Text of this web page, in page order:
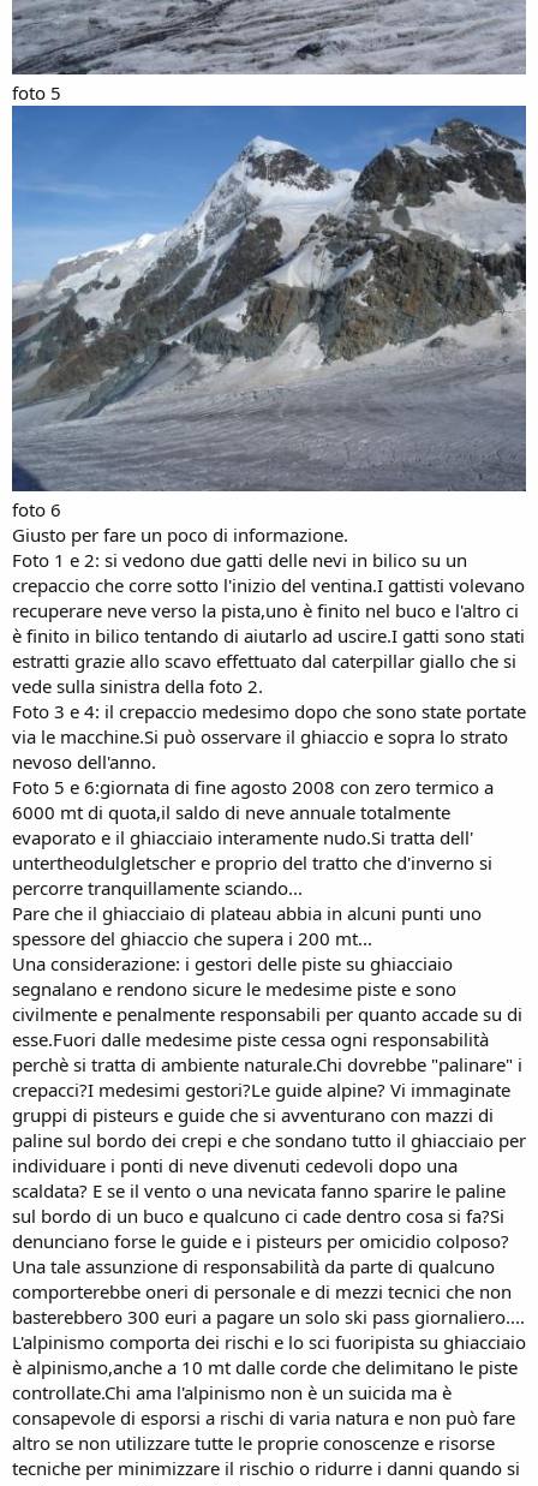
foto 5
foto 6
Giusto per fare un poco di informazione.
Foto 1 e 2: si vedono due gatti delle nevi in bilico su un
crepaccio che corre sotto l'inizio del ventina.I gattisti volevano
recuperare neve verso la pista,uno è finito nel buco e l'altro ci
è finito in bilico tentando di aiutarlo ad uscire.I gatti sono stati
estratti grazie allo scavo effettuato dal caterpillar giallo che si
vede sulla sinistra della foto 2.
Foto 3 e 4: il crepaccio medesimo dopo che sono state portate
via le macchine.Si può osservare il ghiaccio e sopra lo strato
nevoso dell'anno.
Foto 5 e 6:giornata di fine agosto 2008 con zero termico a
6000 mt di quota,il saldo di neve annuale totalmente
evaporato e il ghiacciaio interamente nudo.Si tratta dell'
untertheodulgletscher e proprio del tratto che d'inverno si
percorre tranquillamente sciando...
Pare che il ghiacciaio di plateau abbia in alcuni punti uno
spessore del ghiaccio che supera i 200 mt...
Una considerazione: i gestori delle piste su ghiacciaio
segnalano e rendono sicure le medesime piste e sono
civilmente e penalmente responsabili per quanto accade su di
esse.Fuori dalle medesime piste cessa ogni responsabilità
perchè si tratta di ambiente naturale.Chi dovrebbe "palinare" i
crepacci?I medesimi gestori?Le guide alpine? Vi immaginate
gruppi di pisteurs e guide che si avventurano con mazzi di
paline sul bordo dei crepi e che sondano tutto il ghiacciaio per
individuare i ponti di neve divenuti cedevoli dopo una
scaldata? E se il vento o una nevicata fanno sparire le paline
sul bordo di un buco e qualcuno ci cade dentro cosa si fa?Si
denunciano forse le guide e i pisteurs per omicidio colposo?
Una tale assunzione di responsabilità da parte di qualcuno
comporterebbe oneri di personale e di mezzi tecnici che non
basterebbero 300 euri a pagare un solo ski pass giornaliero....
L'alpinismo comporta dei rischi e lo sci fuoripista su ghiacciaio
è alpinismo,anche a 10 mt dalle corde che delimitano le piste
controllate.Chi ama l'alpinismo non è un suicida ma è
consapevole di esporsi a rischi di varia natura e non può fare
altro se non utilizzare tutte le proprie conoscenze e risorse
tecniche per minimizzare il rischio o ridurre i danni quando si